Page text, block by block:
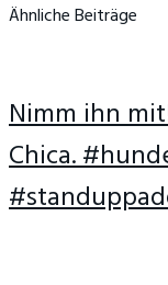
Ähnliche Beiträge
Nimm ihn
Chica.